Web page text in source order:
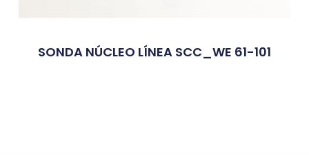
SONDA NÚCLEO LÍNEA SCC_WE 61-101